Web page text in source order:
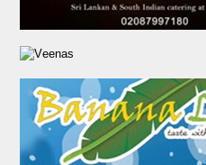
Video Gallery
Obituaries
Matrimonial